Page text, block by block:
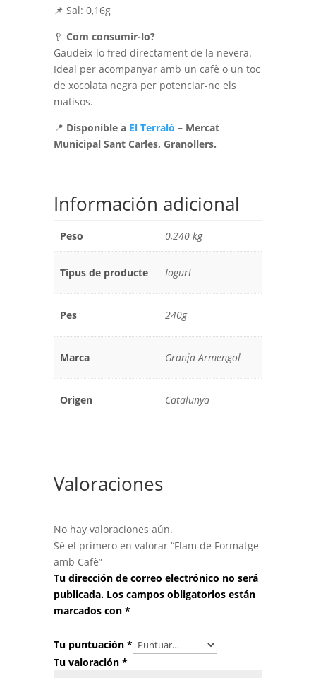
📌 Sal: 0,16g
🥄 Com consumir-lo?
Gaudeix-lo fred directament de la nevera.
Ideal per acompanyar amb un cafè o un toc
de xocolata negra per potenciar-ne els
matisos.
📍 Disponible a El Terraló – Mercat
Municipal Sant Carles, Granollers.
Información adicional
Peso 0,240 kg
Tipus de producte Iogurt
Pes 240g
Marca Granja Armengol
Origen Catalunya
Valoraciones
No hay valoraciones aún.
Sé el primero en valorar “Flam de Formatge
amb Cafè”
Tu dirección de correo electrónico no será
publicada. Los campos obligatorios están
marcados con *
Tu puntuación *
Tu valoración *